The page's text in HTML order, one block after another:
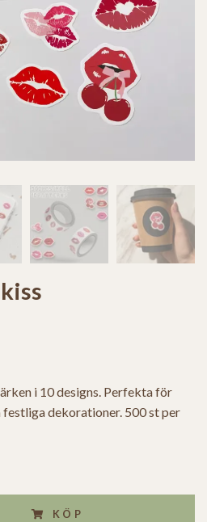
i 10 designs. Perfekta för
festliga dekorationer. 500 st per
KÖP